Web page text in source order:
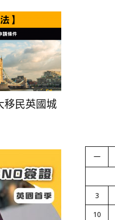
移民英國城
一
3
10